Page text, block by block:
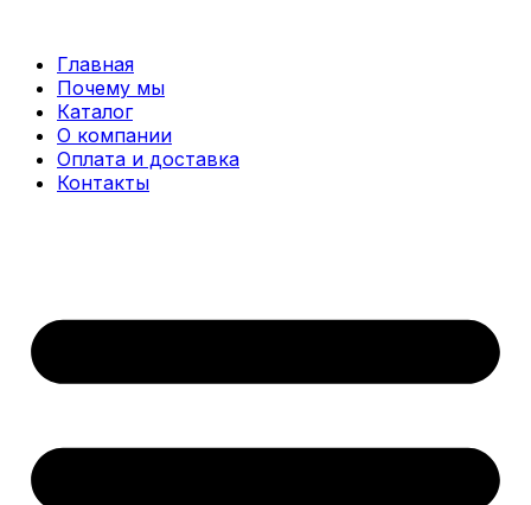
содержимому
Главная
Почему мы
Каталог
О компании
Оплата и доставка
Контакты